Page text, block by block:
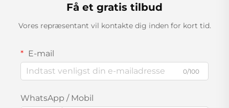
Få et gratis tilbud
Vores repræsentant vil kontakte dig inden for kort tid.
E-mail
0/100
WhatsApp / Mobil